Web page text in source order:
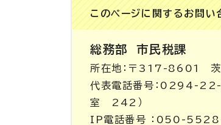
このページに関する お問い
総務部市民税課
所在地：〒317-8601 茨
代表電話番号：0294-
室 242）
IP電話番号 ：050-